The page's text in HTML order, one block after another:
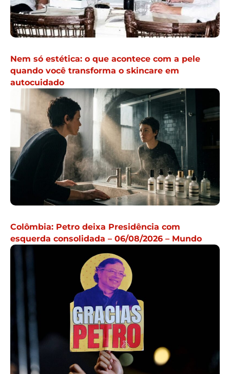
Nem só estética: o que acontece com a pele
quando você transforma o skincare em
autocuidado
Colômbia: Petro deixa Presidência com
esquerda consolidada – 06/08/2026 – Mundo